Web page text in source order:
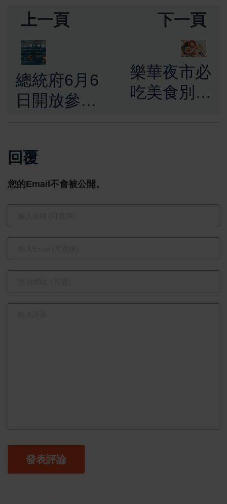
上一頁
總統府6月6
日開放參
參與總統直
選30週年系
下一頁
樂華夜市必
吃美食別錯
回覆
您的Email不會被公開。
發表評論